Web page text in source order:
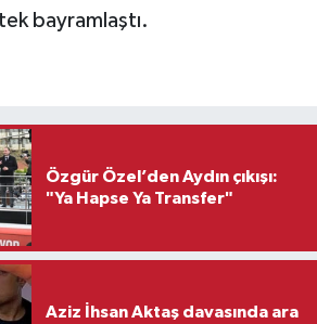
bayramlaştı.
Özgür Özel’den Aydın çıkışı:
"Ya Hapse Ya Transfer"
Aziz İhsan Aktaş davasında ara